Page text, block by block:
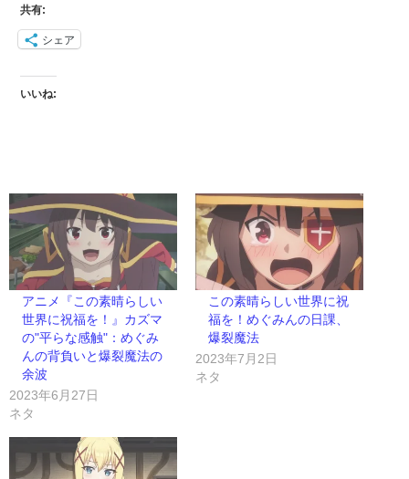
共有:
シェア
いいね:
アニメ『この素晴らしい
世界に祝福を！』カズマ
の"平らな感触"：めぐみ
んの背負いと爆裂魔法の
余波
2023年6月27日
ネタ
この素晴らしい世界に祝
福を！めぐみんの日課、
爆裂魔法
2023年7月2日
ネタ